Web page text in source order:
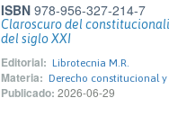
ISBN 978-956-327-214-7
Claroscuro del
del siglo XXI
Editorial: Librotecnia M.R.
Materia: Derecho constitucional
Publicado: 2026-06-29